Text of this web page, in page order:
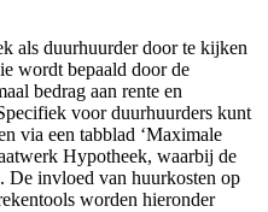
als duurhuurder door te kijken
wordt bepaald door de
bedrag aan rente en
voor duurhuurders kunt
via een tabblad ‘Maximale
Hypotheek, waarbij de
De invloed van huurkosten op
worden hieronder